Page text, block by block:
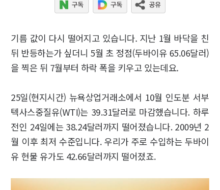
기름 값이 다시 떨어지고 있습니다. 지난 1월 바닥을 친
뒤 반등하는가 싶더니 5월 초 정점(두바이유 65.06달러)
을 찍은 뒤 7월부터 하락 폭을 키우고 있는데요.
25일(현지시간) 뉴욕상업거래소에서 10월 인도분 서부
텍사스중질유(WTI)는 39.31달러로 마감했습니다. 하루
전인 24일에는 38.24달러까지 떨어졌습니다. 2009년 2
월 이후 최저 수준입니다. 우리가 주로 수입하는 두바이
유 현물 유가도 42.66달러까지 떨어졌죠.